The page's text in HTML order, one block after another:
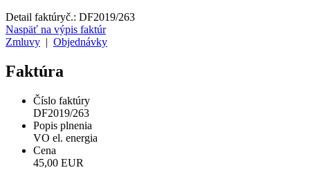
Detail faktúryč.: DF2019/263
Naspäť na výpis faktúr
Zmluvy
Objednávky
Faktúra
Číslo faktúry
DF2019/263
Popis plnenia
VO el. energia
Cena
45,00 EUR